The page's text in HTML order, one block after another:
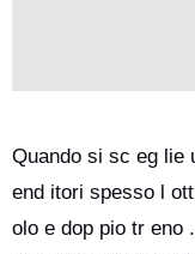
Quando si sc eg lie
end itori spesso l
olo e dop pio tr eno